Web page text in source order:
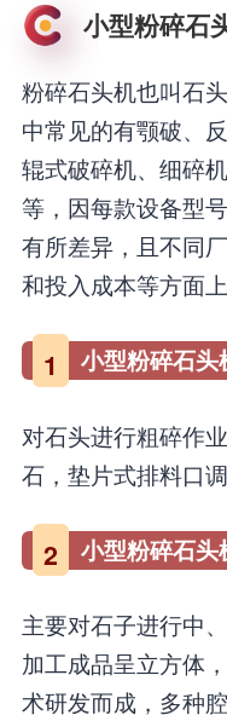
小型粉碎石
粉碎石头机也叫石
中常见的有颚破、
辊式破碎机、细碎
等，因每款设备型
有所差异，且不同
和投入成本等方面
1 小型粉碎石
对石头进行粗碎作
石，垫片式排料口
2 小型粉碎石
主要对石子进行中
加工成品呈立方体
术研发而成，多种